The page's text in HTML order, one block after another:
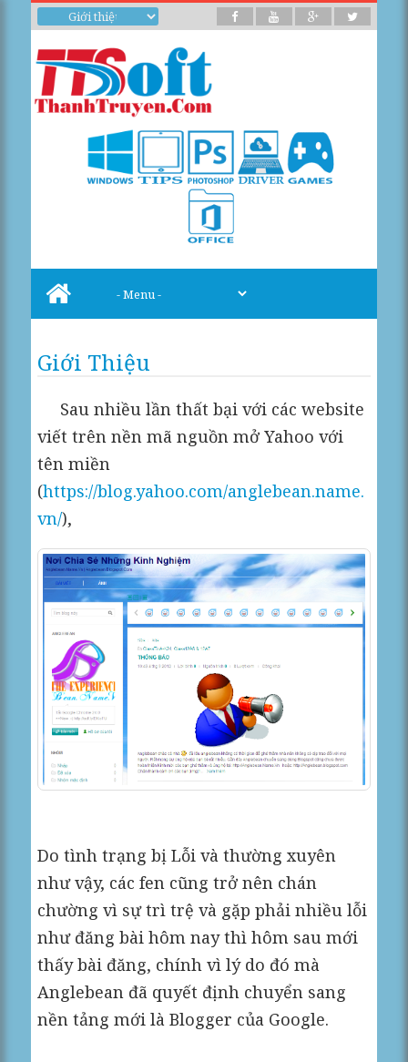
Giới Thiệu
Sau nhiều lần thất bại với các website
viết trên nền mã nguồn mở Yahoo với
tên miền
(https://blog.yahoo.com/anglebean.name.
vn/),
Do tình trạng bị Lỗi và thường xuyên
như vậy, các fen cũng trở nên chán
chường vì sự trì trệ và gặp phải nhiều lỗi
như đăng bài hôm nay thì hôm sau mới
thấy bài đăng, chính vì lý do đó mà
Anglebean đã quyết định chuyển sang
nền tảng mới là Blogger của Google.